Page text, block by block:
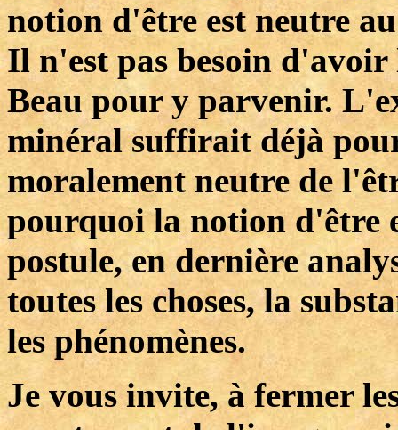
notion d'être est neutre
Il n'est pas besoin
Beau pour y parvenir.
minéral suffirait déjà
moralement neutre de
pourquoi la notion d'être
postule, en dernière
toutes les choses, la
les phénomènes.
Je vous invite, à fermer